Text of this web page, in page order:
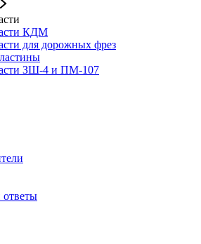
КДМ
для дорожных фрез
ЗШ-4 и ПМ-107